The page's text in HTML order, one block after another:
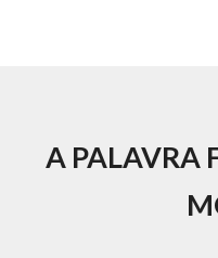
A PALAVRA